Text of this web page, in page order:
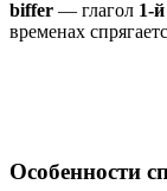
biffer — глагол 1-
временах
Особенности